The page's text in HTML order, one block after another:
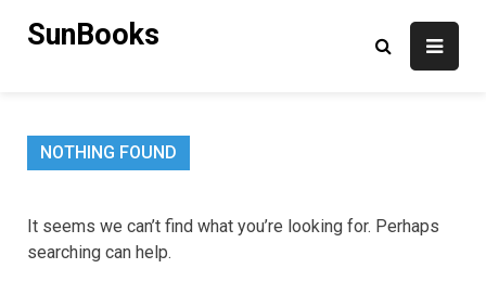
SunBooks
NOTHING FOUND
It seems we can’t find what you’re looking for. Perhaps
searching can help.